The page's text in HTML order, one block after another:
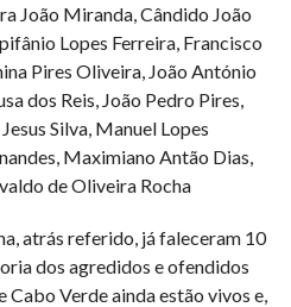
João Miranda, Cândido João
Lopes Ferreira, Francisco
Pires Oliveira, João António
dos Reis, João Pedro Pires,
Silva, Manuel Lopes
Maximiano Antão Dias,
de Oliveira Rocha
atrás referido, já faleceram 10
dos agredidos e ofendidos
Verde ainda estão vivos e,